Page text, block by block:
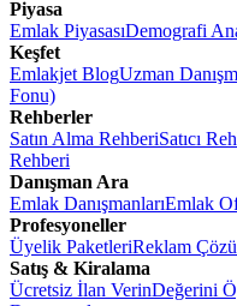
Piyasa
Emlak PiyasasıDemografi
Keşfet
Emlakjet BlogUzman
Fonu)
Rehberler
Satın Alma RehberiSatıcı
Rehberi
Danışman Ara
Emlak DanışmanlarıEmlak
Profesyoneller
Üyelik PaketleriReklam
Satış & Kiralama
Ücretsiz İlan VerinDeğerini